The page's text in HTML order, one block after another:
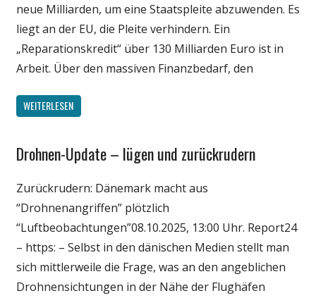
neue Milliarden, um eine Staatspleite abzuwenden. Es
liegt an der EU, die Pleite verhindern. Ein
„Reparationskredit“ über 130 Milliarden Euro ist in
Arbeit. Über den massiven Finanzbedarf, den
WEITERLESEN
Gesellschaft
Politik
Technik
Wissenschaft
Drohnen-Update – lügen und zurückrudern
Zurückrudern: Dänemark macht aus
“Drohnenangriffen” plötzlich
“Luftbeobachtungen”08.10.2025, 13:00 Uhr. Report24
– https: – Selbst in den dänischen Medien stellt man
sich mittlerweile die Frage, was an den angeblichen
Drohnensichtungen in der Nähe der Flughäfen